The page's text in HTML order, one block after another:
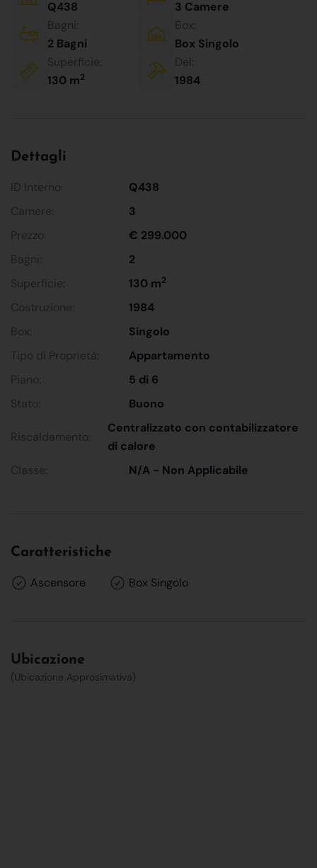
Q438
3 Camere
Bagni:
2 Bagni
Box:
Box Singolo
Superficie:
130 m2
Del:
1984
Dettagli
ID Interno:
Q438
Camere:
3
Prezzo:
€ 299.000
Bagni:
2
Superficie:
130 m2
Costruzione:
1984
Box:
Singolo
Tipo di Proprietà:
Appartamento
Piano:
5 di 6
Stato:
Buono
Riscaldamento:
Centralizzato con contabilizzatore
di calore
Classe:
N/A - Non Applicabile
Caratteristiche
Ascensore Box Singolo
Ubicazione
(Ubicazione Approsimativa)